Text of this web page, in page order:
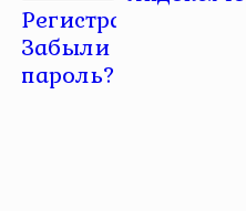
Регистрация
Забыли
пароль?